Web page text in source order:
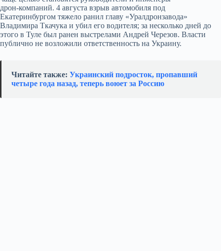
дрон‑компаний. 4 августа взрыв автомобиля под
Екатеринбургом тяжело ранил главу «Уралдронзавода»
Владимира Ткачука и убил его водителя; за несколько дней до
этого в Туле был ранен выстрелами Андрей Черезов. Власти
публично не возложили ответственность на Украину.
Читайте также: Украинский подросток, пропавший
четыре года назад, теперь воюет за Россию